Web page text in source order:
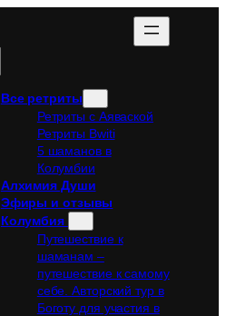
Все ретриты
Ретриты с Аяваской
Ретриты Bwiti
5 шаманов в
Колумбии
Алхимия Души
Эфиры и отзывы
Колумбия
Путешествие к
шаманам –
путешествие к самому
себе. Авторский тур в
Боготу для участия в